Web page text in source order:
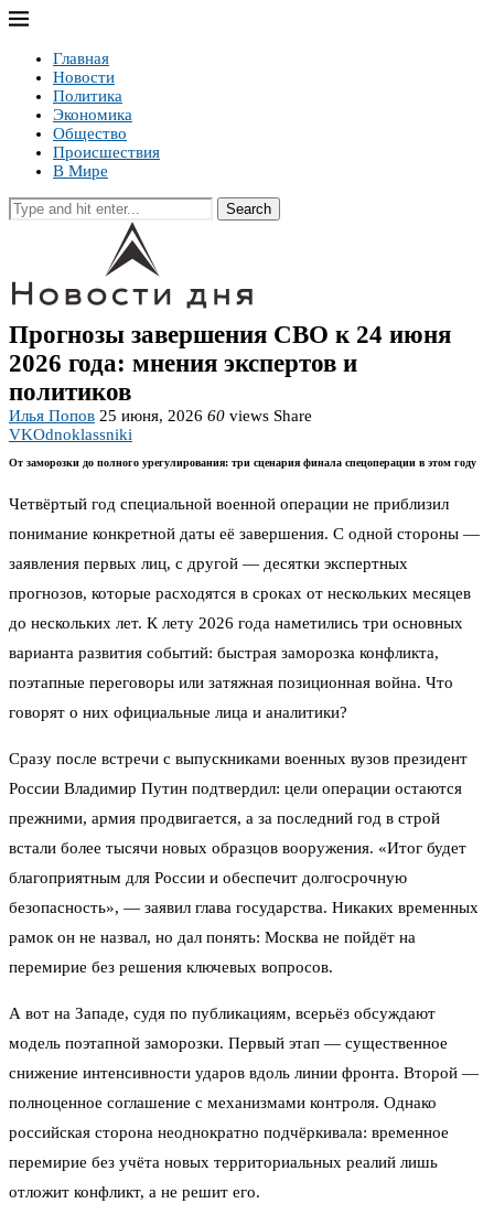
Главная
Новости
Политика
Экономика
Общество
Происшествия
В Мире
Search
Прогнозы завершения СВО к 24 июня
2026 года: мнения экспертов и
политиков
Илья Попов 25 июня, 2026 60 views Share
VKOdnoklassniki
От заморозки до полного урегулирования: три сценария финала спецоперации в этом году
Четвёртый год специальной военной операции не приблизил
понимание конкретной даты её завершения. С одной стороны —
заявления первых лиц, с другой — десятки экспертных
прогнозов, которые расходятся в сроках от нескольких месяцев
до нескольких лет. К лету 2026 года наметились три основных
варианта развития событий: быстрая заморозка конфликта,
поэтапные переговоры или затяжная позиционная война. Что
говорят о них официальные лица и аналитики?
Сразу после встречи с выпускниками военных вузов президент
России Владимир Путин подтвердил: цели операции остаются
прежними, армия продвигается, а за последний год в строй
встали более тысячи новых образцов вооружения. «Итог будет
благоприятным для России и обеспечит долгосрочную
безопасность», — заявил глава государства. Никаких временных
рамок он не назвал, но дал понять: Москва не пойдёт на
перемирие без решения ключевых вопросов.
А вот на Западе, судя по публикациям, всерьёз обсуждают
модель поэтапной заморозки. Первый этап — существенное
снижение интенсивности ударов вдоль линии фронта. Второй —
полноценное соглашение с механизмами контроля. Однако
российская сторона неоднократно подчёркивала: временное
перемирие без учёта новых территориальных реалий лишь
отложит конфликт, а не решит его.